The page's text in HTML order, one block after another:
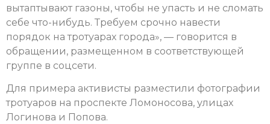
вытаптывают газоны, чтобы не упасть и не сломать
себе что-нибудь. Требуем срочно навести
порядок на тротуарах города», — говорится в
обращении, размещенном в соответствующей
группе в соцсети.
Для примера активисты разместили фотографии
тротуаров на проспекте Ломоносова, улицах
Логинова и Попова.